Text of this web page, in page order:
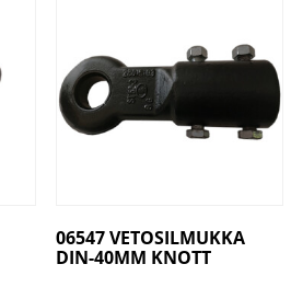
06547 VETOSILMUKKA
DIN-40MM KNOTT